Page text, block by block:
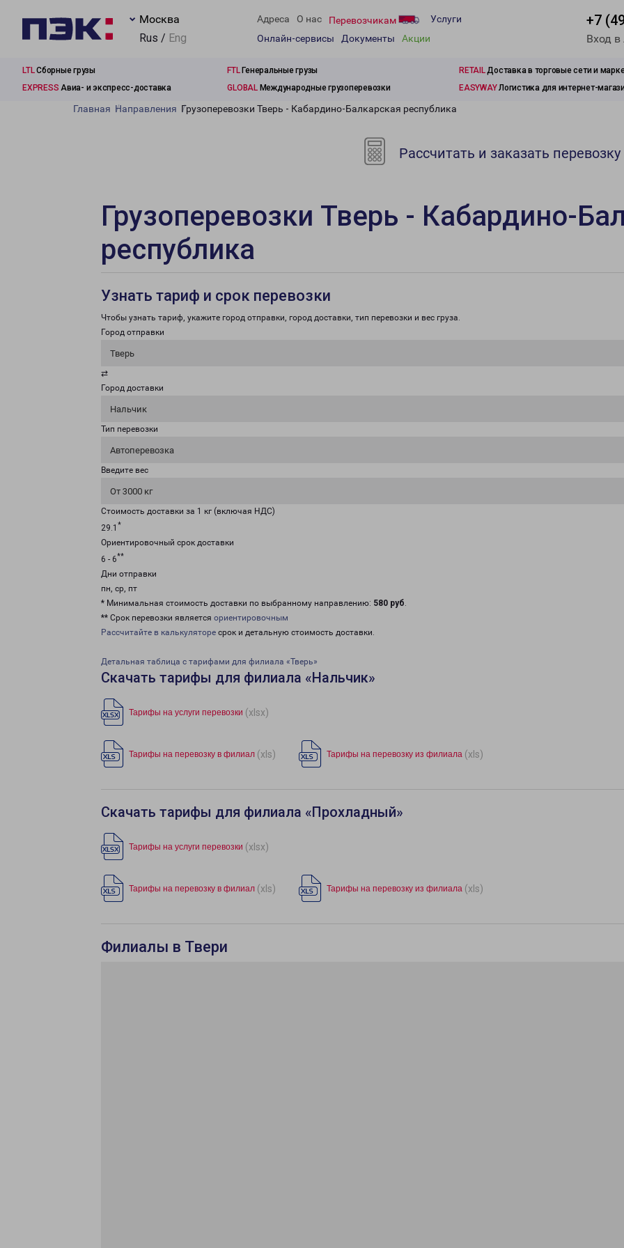
Москва
Rus / Eng
Адреса О нас Перевозчикам
Услуги
Онлайн-сервисы
Документы Акции
+7
Вход
LTLСборные грузы FTLГенеральные грузы RETAILДоставка в торговые сети и
EXPRESS Авиа- и экспресс-доставка GLOBALМеждународные грузоперевозки EASYWAYЛогистика для интернет-
Главная Направления Грузоперевозки Тверь - Кабардино-Балкарская республика
Рассчитать и заказать перевозку
Грузоперевозки Тверь - Кабардино-
республика
Узнать тариф и срок перевозки
Чтобы узнать тариф, укажите город отправки, город доставки, тип перевозки и вес груза.
Город отправки
Тверь
⇄
Город доставки
Нальчик
Тип перевозки
Автоперевозка
Введите вес
От 3000 кг
Стоимость доставки за 1 кг (включая НДС)
29.1 *
Ориентировочный срок доставки
6 - 6**
Дни отправки
пн, ср, пт
* Минимальная стоимость доставки по выбранному направлению: 580 руб.
** Срок перевозки является ориентировочным
Рассчитайте в калькуляторе срок и детальную стоимость доставки.
Детальная таблица с тарифами для филиала «Тверь»
Скачать тарифы для филиала «Нальчик»
Тарифы на услуги перевозки (xlsx)
Тарифы на перевозку в филиал (xls) Тарифы на перевозку из филиала (xls)
Скачать тарифы для филиала «Прохладный»
Тарифы на услуги перевозки (xlsx)
Тарифы на перевозку в филиал (xls) Тарифы на перевозку из филиала (xls)
Филиалы в Твери